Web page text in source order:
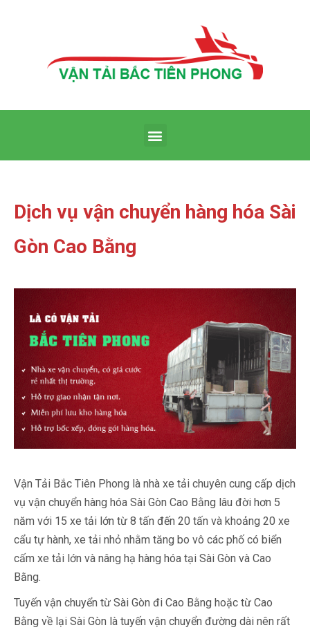
Dịch vụ vận chuyển hàng hóa Sài
Gòn Cao Bằng
Vận Tải Bắc Tiên Phong là nhà xe tải chuyên cung cấp dịch
vụ vận chuyển hàng hóa Sài Gòn Cao Bằng lâu đời hơn 5
năm với 15 xe tải lớn từ 8 tấn đến 20 tấn và khoảng 20 xe
cẩu tự hành, xe tải nhỏ nhằm tăng bo vô các phố có biển
cấm xe tải lớn và nâng hạ hàng hóa tại Sài Gòn và Cao
Bằng.
Tuyến vận chuyển từ Sài Gòn đi Cao Bằng hoặc từ Cao
Bằng về lại Sài Gòn là tuyến vận chuyển đường dài nên rất